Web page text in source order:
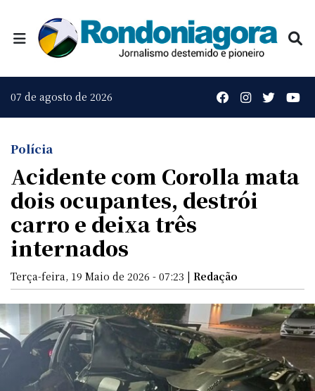
07 de agosto de 2026
Polícia
Acidente com Corolla mata
dois ocupantes, destrói
carro e deixa três
internados
Terça-feira, 19 Maio de 2026 - 07:23 | Redação